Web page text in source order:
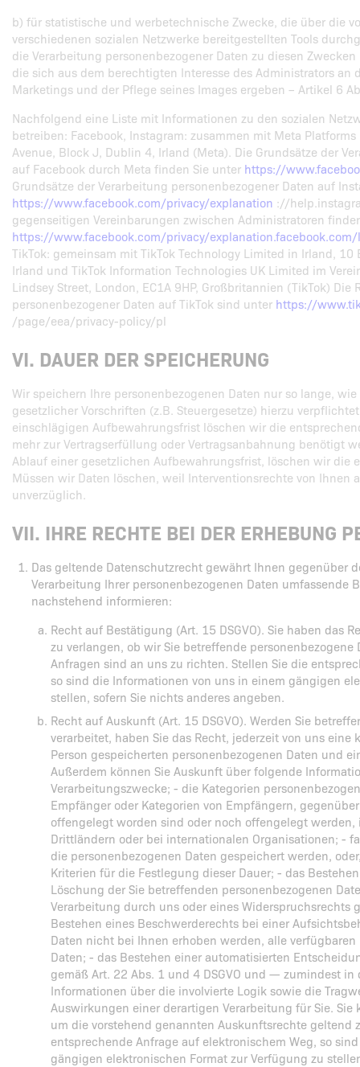
b) für statistische und werbetechnische Zwecke, die über die
verschiedenen sozialen Netzwerke bereitgestellten Tools
die Verarbeitung personenbezogener Daten zu diesen
die sich aus dem berechtigten Interesse des Administrators an
Marketings und der Pflege seines Images ergeben – Artikel 6
Nachfolgend eine Liste mit Informationen zu den sozialen
betreiben: Facebook, Instagram: zusammen mit Meta
Avenue, Block J, Dublin 4, Irland (Meta). Die Grundsätze der
auf Facebook durch Meta finden Sie unter https://
Grundsätze der Verarbeitung personenbezogener Daten auf
https://www.facebook.com/privacy/explanation ://
gegenseitigen Vereinbarungen zwischen Administratoren
https://www.facebook.com/privacy/
TikTok: gemeinsam mit TikTok Technology Limited in Irland, 10
Irland und TikTok Information Technologies UK Limited im
Lindsey Street, London, EC1A 9HP, Großbritannien (TikTok)
personenbezogener Daten auf TikTok sind unter https://
/page/eea/privacy-policy/pl
VI. DAUER DER SPEICHERUNG
Wir speichern Ihre personenbezogenen Daten nur so lange,
gesetzlicher Vorschriften (z.B. Steuergesetze) hierzu
einschlägigen Aufbewahrungsfrist löschen wir die
mehr zur Vertragserfüllung oder Vertragsanbahnung benötigt
Ablauf einer gesetzlichen Aufbewahrungsfrist, löschen wir die
Müssen wir Daten löschen, weil Interventionsrechte von
unverzüglich.
VII. IHRE RECHTE BEI DER ERHEBUNG
Das geltende Datenschutzrecht gewährt Ihnen gegenüber
Verarbeitung Ihrer personenbezogenen Daten umfassende
nachstehend informieren:
Recht auf Bestätigung (Art. 15 DSGVO). Sie haben das
zu verlangen, ob wir Sie betreffende
Anfragen sind an uns zu richten. Stellen Sie die
so sind die Informationen von uns in einem gängigen
stellen, sofern Sie nichts anderes angeben.
Recht auf Auskunft (Art. 15 DSGVO). Werden Sie
verarbeitet, haben Sie das Recht, jederzeit von uns
Person gespeicherten personenbezogenen Daten und
Außerdem können Sie Auskunft über folgende
Verarbeitungszwecke; - die Kategorien
Empfänger oder Kategorien von Empfängern,
offengelegt worden sind oder noch offengelegt
Drittländern oder bei internationalen Organisationen; -
die personenbezogenen Daten gespeichert werden,
Kriterien für die Festlegung dieser Dauer; - das
Löschung der Sie betreffenden personenbezogenen
Verarbeitung durch uns oder eines Widerspruchsrechts
Bestehen eines Beschwerderechts bei einer
Daten nicht bei Ihnen erhoben werden, alle
Daten; - das Bestehen einer automatisierten
gemäß Art. 22 Abs. 1 und 4 DSGVO und — zumindest
Informationen über die involvierte Logik sowie die
Auswirkungen einer derartigen Verarbeitung für Sie.
um die vorstehend genannten Auskunftsrechte geltend
entsprechende Anfrage auf elektronischem Weg, so
gängigen elektronischen Format zur Verfügung zu